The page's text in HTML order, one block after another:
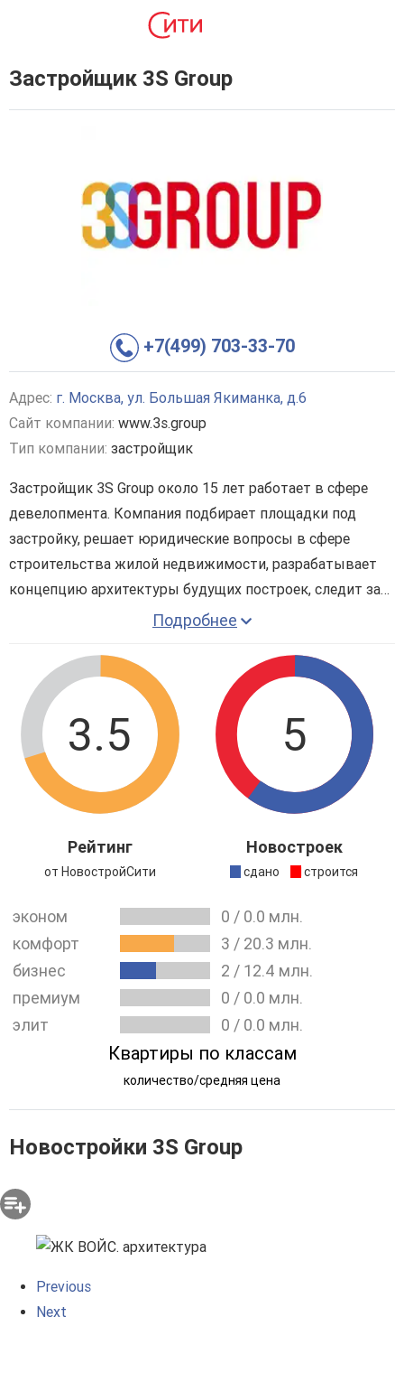
Застройщик 3S Group
+7(499) 703-33-70
Адрес: г. Москва, ул. Большая Якиманка, д.6
Сайт компании: www.3s.group
Тип компании: застройщик
Застройщик 3S Group около 15 лет работает в сфере
девелопмента. Компания подбирает площадки под
застройку, решает юридические вопросы в сфере
строительства жилой недвижимости, разрабатывает
концепцию архитектуры будущих построек, следит за
ходом строительства, а на финальном этапе занимается
который выбирает максимально удобные районы для
возведения новостроек – с хорошей транспортной
доступностью, развитой инфраструктурой и
отсутствием других крупных строек рядом.
На данный момент компания занимается
ЖК «Талисман на Дмитровском» класса комфорт-
плюс у метро Верхние Лихоборы (срок сдачи IV квартал
-ЖК «Талисман на Водном», расположенный у метро
Водный стадион, застройщик планирует сдать в III
квартале 2021 года.
- Также в проекте у компании находитсяЖК «Талисман
на Рокоссовского»
Также, можно посмотреть все новостройки от 3S Group
Подробнее
3.5
Рейтинг
от НовостройСити
5
Новостроек
сдано строится
эконом 0 / 0.0 млн.
комфорт
3 / 20.3 млн.
бизнес
2 / 12.4 млн.
премиум
0 / 0.0 млн.
элит
0 / 0.0 млн.
Квартиры по классам
количество/средняя цена
Новостройки 3S Group
Previous
Next